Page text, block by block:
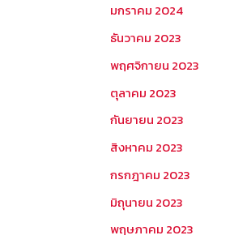
มกราคม 2024
ธันวาคม 2023
พฤศจิกายน 2023
ตุลาคม 2023
กันยายน 2023
สิงหาคม 2023
กรกฎาคม 2023
มิถุนายน 2023
พฤษภาคม 2023